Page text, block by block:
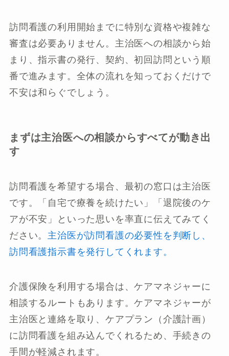
訪問看護の利用開始までに特別な資格や複雑な
審査は必要ありません。主治医への相談から始
まり、指示書の発行、契約、初回訪問という順
番で進みます。全体の流れを知っておくだけで
不安は和らぐでしょう。
まずは主治医への相談からすべてが動き出
す
訪問看護を希望する場合、最初の窓口は主治医
です。「自宅で療養を続けたい」「退院後のケ
アが不安」といった思いを率直に伝えてみてく
ださい。 主治医が訪問看護の必要性を判断し、
訪問看護指示書を発行してくれます。
介護保険を利用する場合は、ケアマネジャーに
相談するルートもあります。ケアマネジャーが
主治医と連絡を取り、ケアプラン（介護計画）
に訪問看護を組み込んでくれるため、手続きの
手間が軽減されます。